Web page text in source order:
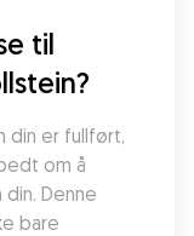
til
din er fullført,
om å
Denne
bare